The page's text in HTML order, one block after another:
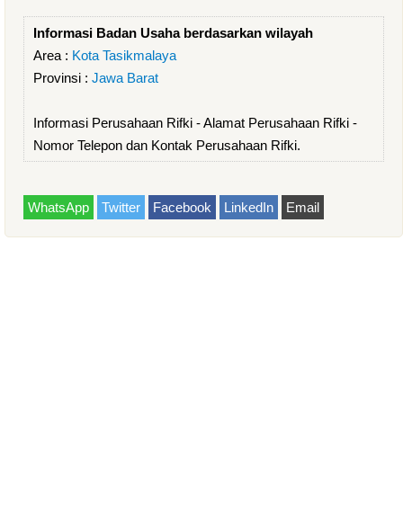
Informasi Badan Usaha berdasarkan wilayah
Area : Kota Tasikmalaya
Provinsi : Jawa Barat
Informasi Perusahaan Rifki - Alamat Perusahaan Rifki -
Nomor Telepon dan Kontak Perusahaan Rifki.
WhatsApp Twitter Facebook LinkedIn Email